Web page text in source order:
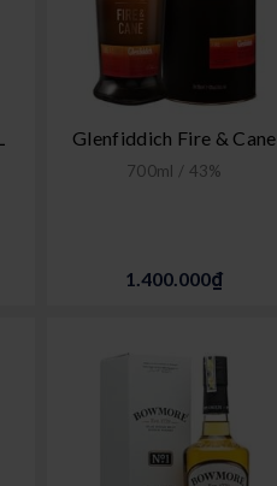
Glenfiddich Fire & Cane
700ml / 43%
1.400.000₫